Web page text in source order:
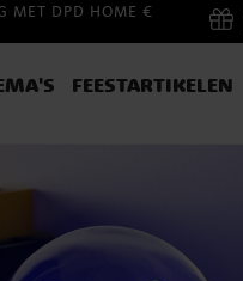
MET DPD HOME €
FEESTARTIKELEN